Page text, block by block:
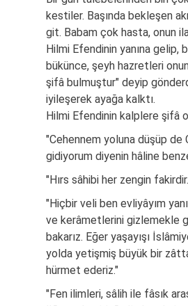
kestiler. Başında bekleşen
git. Babam çok hasta, onun
Hilmi Efendinin yanına gelip,
bükünce, şeyh hazretleri
şifâ bulmuştur" deyip
iyileşerek ayağa kalktı.
Hilmi Efendinin kalplere şifâ
"Cehennem yoluna düşüp
gidiyorum diyenin hâline
"Hırs sâhibi her zengin
"Hiçbir veli ben evliyâyım
ve kerâmetlerini gizlemekle
bakarız. Eğer yaşayışı
yolda yetişmiş büyük bir
hürmet ederiz."
"Fen ilimleri, sâlih ile fâsık